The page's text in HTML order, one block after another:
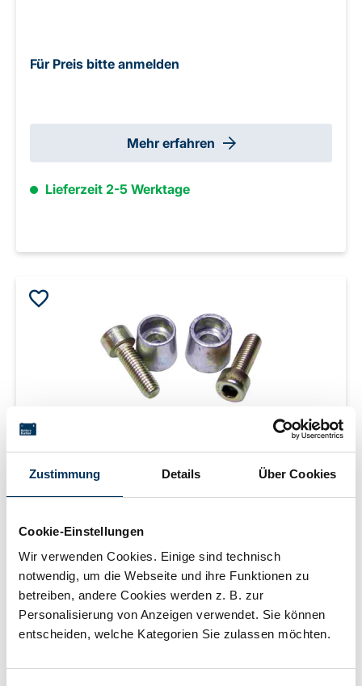
Zustimmung Details Über Cookies
Cookie-Einstellungen
Wir verwenden Cookies. Einige sind technisch
notwendig, um die Webseite und ihre Funktionen zu
betreiben, andere Cookies werden z. B. zur
Personalisierung von Anzeigen verwendet. Sie können
entscheiden, welche Kategorien Sie zulassen möchten.
Für Preis bitte anmelden
Mehr erfahren
Lieferzeit 2-5 Werktage
von M5 Innengewinde auf DIN-Rundpol + / - (ein Satz
inklusive Inbusschrauben M5)
Für Preis bitte anmelden